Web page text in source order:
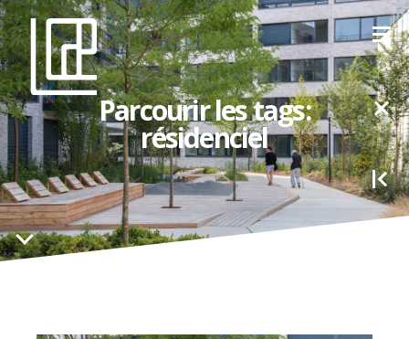
Parcourir les tags:
résidenciel